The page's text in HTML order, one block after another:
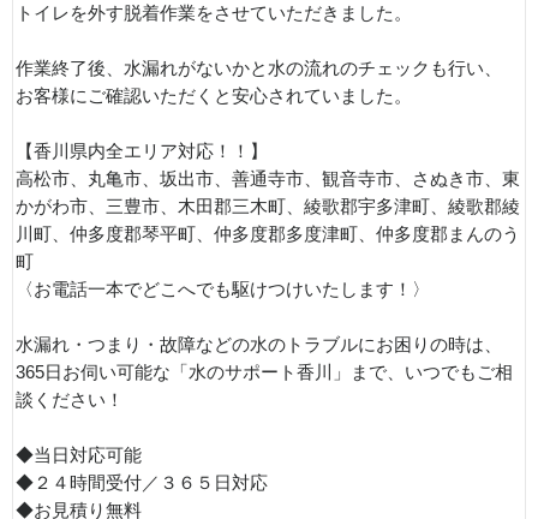
トイレを外す脱着作業をさせていただきました。
作業終了後、水漏れがないかと水の流れのチェックも行い、
お客様にご確認いただくと安心されていました。
【香川県内全エリア対応！！】
高松市、丸亀市、坂出市、善通寺市、観音寺市、さぬき市、東
かがわ市、三豊市、木田郡三木町、綾歌郡宇多津町、綾歌郡綾
川町、仲多度郡琴平町、仲多度郡多度津町、仲多度郡まんのう
町
〈お電話一本でどこへでも駆けつけいたします！〉
水漏れ・つまり・故障などの水のトラブルにお困りの時は、
365日お伺い可能な「水のサポート香川」まで、いつでもご相
談ください！
◆当日対応可能
◆２４時間受付／３６５日対応
◆お見積り無料